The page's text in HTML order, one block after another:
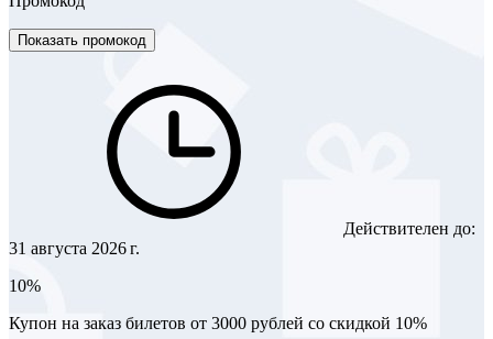
Показать промокод
Действителен до:
31 августа 2026 г.
10%
Купон на заказ билетов от 3000 рублей со скидкой 10%